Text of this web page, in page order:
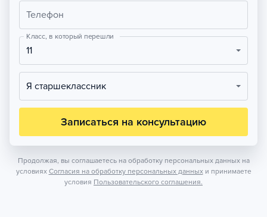
Телефон
Класс, в который перешли
11
Я старшеклассник
Записаться на консультацию
Продолжая, вы соглашаетесь на обработку персональных данных на
условиях Согласия на обработку персональных данных и принимаете
условия Пользовательского соглашения.